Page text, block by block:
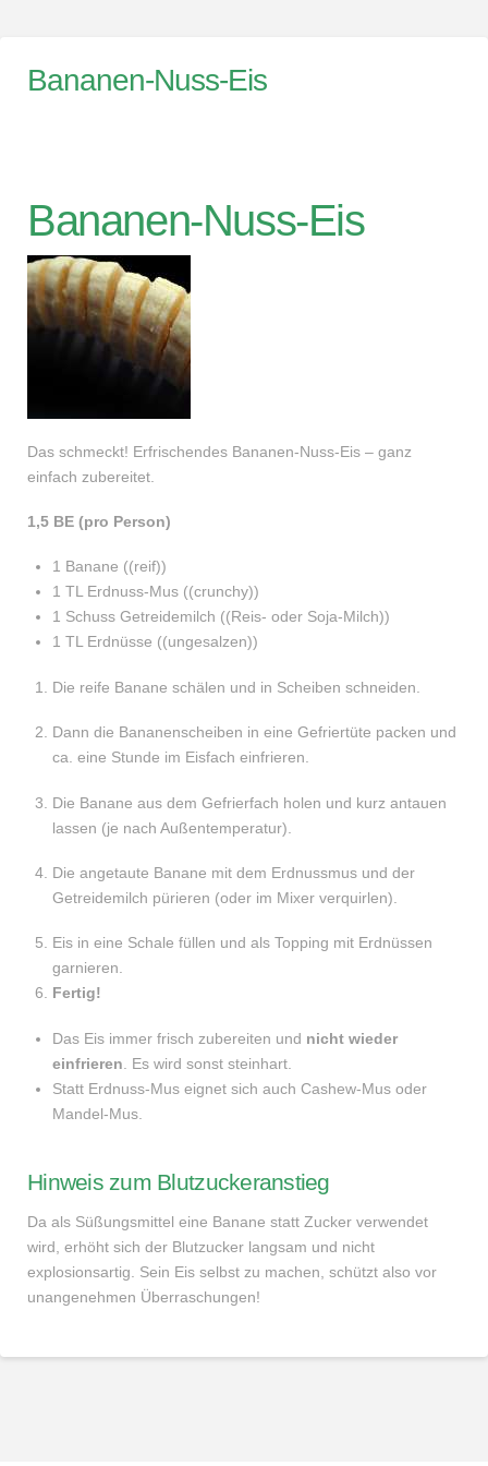
Bananen-Nuss-Eis
Bananen-Nuss-Eis
Das schmeckt! Erfrischendes Bananen-Nuss-Eis – ganz
einfach zubereitet.
1,5 BE (pro Person)
1 Banane ((reif))
1 TL Erdnuss-Mus ((crunchy))
1 Schuss Getreidemilch ((Reis- oder Soja-Milch))
1 TL Erdnüsse ((ungesalzen))
Die reife Banane schälen und in Scheiben schneiden.
Dann die Bananenscheiben in eine Gefriertüte packen und
ca. eine Stunde im Eisfach einfrieren.
Die Banane aus dem Gefrierfach holen und kurz antauen
lassen (je nach Außentemperatur).
Die angetaute Banane mit dem Erdnussmus und der
Getreidemilch pürieren (oder im Mixer verquirlen).
Eis in eine Schale füllen und als Topping mit Erdnüssen
garnieren.
Fertig!
Das Eis immer frisch zubereiten und nicht wieder
einfrieren . Es wird sonst steinhart.
Statt Erdnuss-Mus eignet sich auch Cashew-Mus oder
Mandel-Mus.
Hinweis zum Blutzuckeranstieg
Da als Süßungsmittel eine Banane statt Zucker verwendet
wird, erhöht sich der Blutzucker langsam und nicht
explosionsartig. Sein Eis selbst zu machen, schützt also vor
unangenehmen Überraschungen!